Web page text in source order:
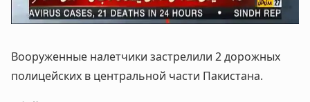
Вооруженные налетчики застрелили 2 дорожных
полицейских в центральной части Пакистана.